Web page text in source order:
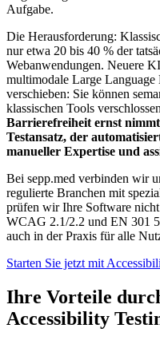
Aufgabe.
Die Herausforderung:
nur etwa 20 bis 40 % der
Webanwendungen. Neuere
multimodale Large Language
verschieben: Sie können
klassischen Tools
Barrierefreiheit ernst
Testansatz, der
manueller Expertise und
Bei sepp.med verbinden wir
regulierte Branchen mit
prüfen wir Ihre Software
WCAG 2.1/2.2 und EN 301
auch in der Praxis für alle
Starten Sie jetzt mit
Ihre Vorteile
Accessibility